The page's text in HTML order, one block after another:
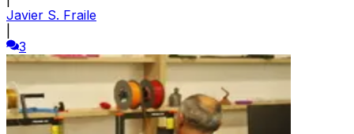
Javier S. Fraile
3